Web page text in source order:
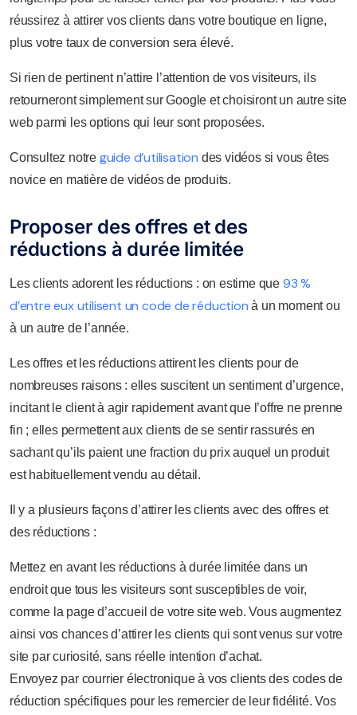
réussirez à attirer vos clients dans votre boutique en ligne,
plus votre taux de conversion sera élevé.
Si rien de pertinent n’attire l’attention de vos visiteurs, ils
retourneront simplement sur Google et choisiront un autre site
web parmi les options qui leur sont proposées.
Consultez notre guide d’utilisation des vidéos si vous êtes
novice en matière de vidéos de produits.
Proposer des offres et des
réductions à durée limitée
Les clients adorent les réductions : on estime que 93 %
d’entre eux utilisent un code de réduction à un moment ou
à un autre de l’année.
Les offres et les réductions attirent les clients pour de
nombreuses raisons : elles suscitent un sentiment d’urgence,
incitant le client à agir rapidement avant que l’offre ne prenne
fin ; elles permettent aux clients de se sentir rassurés en
sachant qu’ils paient une fraction du prix auquel un produit
est habituellement vendu au détail.
Il y a plusieurs façons d’attirer les clients avec des offres et
des réductions :
Mettez en avant les réductions à durée limitée dans un
endroit que tous les visiteurs sont susceptibles de voir,
comme la page d’accueil de votre site web. Vous augmentez
ainsi vos chances d’attirer les clients qui sont venus sur votre
site par curiosité, sans réelle intention d’achat.
Envoyez par courrier électronique à vos clients des codes de
réduction spécifiques pour les remercier de leur fidélité. Vos